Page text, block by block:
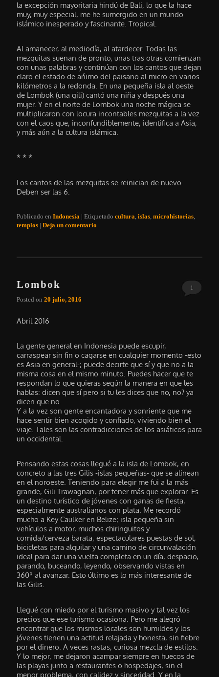
la excepción mayoritaria hindú de Bali, lo que la hace
muy, muy especial, me he sumergido en un mundo
islámico inesperado y fascinante. Tropical.
Al amanecer, al mediodía, al atardecer. Todas las
mezquitas suenan de pronto, unas tras otras comienzan
con unas palabras y continúan con los cantos que dejan
claro el estado de ańimo del paisano al micro en varios
kilómetros a la redonda. En una pequeña isla al oeste
de Lombok (una gili) cantó una niña y después una
mujer. Y en el norte de Lombok una noche mágica se
multiplicaron con locura incontables mezquitas a la vez
con el caos que, inconfundiblemente, identifica a Asia,
y más aún a la cultura islámica.
* * *
Los cantos de las mezquitas se reinician de nuevo.
Deben ser las 6.
Publicado en Indonesia |Etiquetado cultura,islas,microhistorias,
templos |Deja un comentario
Lombok
Posted on20 julio, 2016
1
Abril 2016
La gente general en Indonesia puede escupir,
carraspear sin fin o cagarse en cualquier momento -esto
es Asia en general-; puede decirte que sí y que no a la
misma cosa en el mismo minuto. Puedes hacer que te
respondan lo que quieras según la manera en que les
hablas: dicen que sí pero si tu les dices que no, no? ya
dicen que no.
Y a la vez son gente encantadora y sonriente que me
hace sentir bien acogido y confiado, viviendo bien el
viaje. Tales son las contradicciones de los asiáticos para
un occidental.
Pensando estas cosas llegué a la isla de Lombok, en
concreto a las tres Gilis -islas pequeñas- que se alinean
en el noroeste. Teniendo para elegir me fui a la más
grande, Gili Trawagnan, por tener más que explorar. Es
un destino turístico de jóvenes con ganas de fiesta,
especialmente australianos con plata. Me recordó
mucho a Key Caulker en Belize; isla pequeña sin
vehículos a motor, muchos chiringuitos y
comida/cerveza barata, espectaculares puestas de sol,
bicicletas para alquilar y una camino de circunvalación
ideal para dar una vuelta completa en un día, despacio,
parando, buceando, leyendo, observando vistas en
360º al avanzar. Esto último es lo más interesante de
las Gilis.
Llegué con miedo por el turismo masivo y tal vez los
precios que ese turismo ocasiona. Pero me alegró
encontrar que los mismos locales son humildes y los
jóvenes tienen una actitud relajada y honesta, sin fiebre
por el dinero. A veces rastas, curiosa mezcla de estilos.
Y lo mejor, me dejaron acampar siempre en huecos de
las playas junto a restaurantes o hospedajes, sin el
menor problema, con calidez y sinceridad. Y en la